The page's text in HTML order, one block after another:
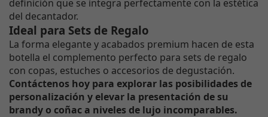
definición que se integra perfectamente con la estética
del decantador.
Ideal para Sets de Regalo
La forma elegante y acabados premium hacen de esta
botella el complemento perfecto para sets de regalo
con copas, estuches o accesorios de degustación.
Contáctenos hoy para explorar las posibilidades de
personalización y elevar la presentación de su
brandy o coñac a niveles de lujo incomparables.